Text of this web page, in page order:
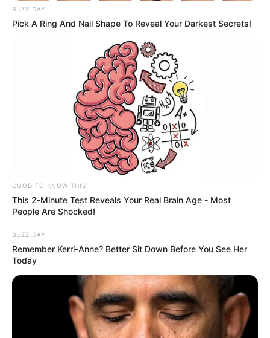
rural de Campamento,
estudiantes no pudieron
asistir a clases
GOBERNADOR DE ANTIOQUIA
Secretario de Seguridad
informa que helicóptero
que transportaba al
gobernador de Antioquia
Alcalde de Medellín
solicitará extradición de
helicóptero en Amalfi
ALERTA PAISA
BUZZ DAY
Pick A Ring And Nail Shape To Reveal Your Darkest Secrets!
GOOD TO KNOW THIS
This 2-Minute Test Reveals Your Real Brain Age - Most
People Are Shocked!
BUZZ DAY
Remember Kerri-Anne? Better Sit Down Before You See Her
Today